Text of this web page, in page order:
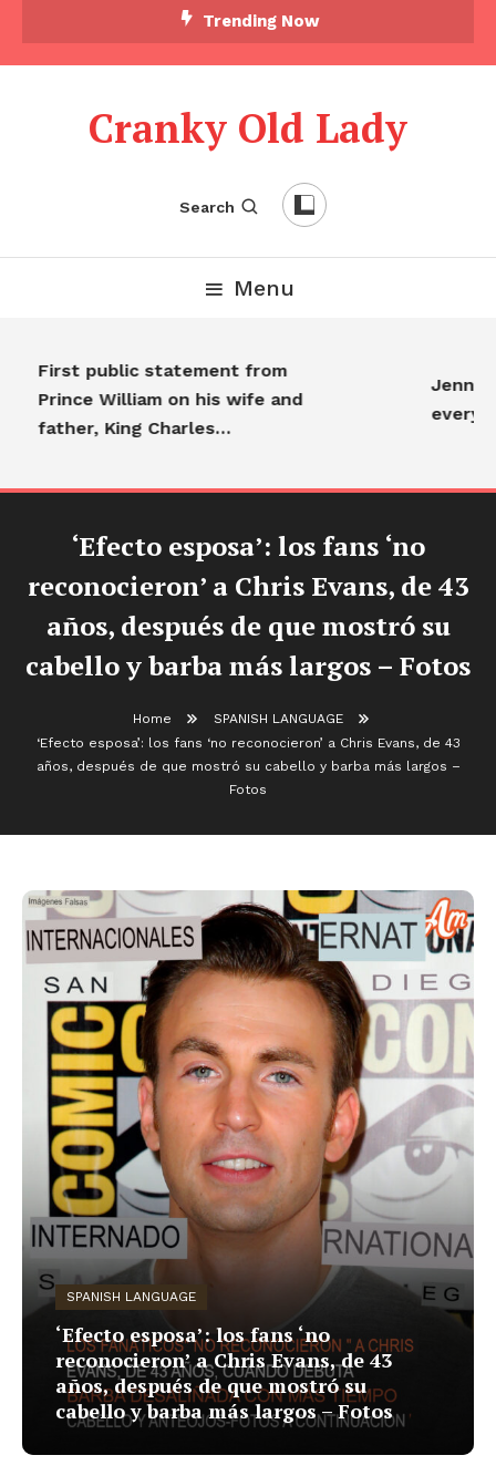
Trending Now
Cranky Old Lady
Search
Menu
First public statement from
Prince William on his wife and
father, King Charles…
‘Efecto esposa’: los fans ‘no
reconocieron’ a Chris Evans, de 43
años, después de que mostró su
cabello y barba más largos – Fotos
Home
SPANISH LANGUAGE
‘Efecto esposa’: los fans ‘no reconocieron’ a Chris Evans, de 43
años, después de que mostró su cabello y barba más largos –
Fotos
SPANISH LANGUAGE
‘Efecto esposa’: los fans ‘no
reconocieron’ a Chris Evans, de 43
años, después de que mostró su
cabello y barba más largos – Fotos